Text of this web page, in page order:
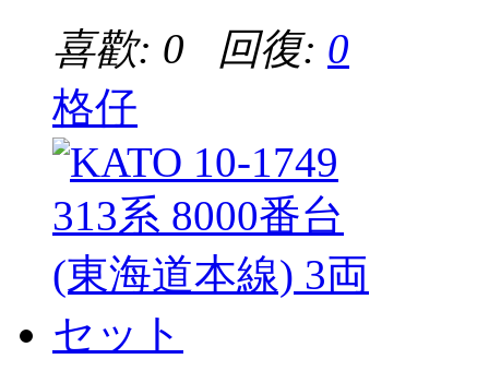
喜歡: 0 回復: 0
格仔